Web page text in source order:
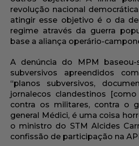
revolução nacional
atingir esse objetivo é o da
regime através da guerra
base a aliança operário-
A denúncia do MPM
subversivos apreendidos
“planos subversivos,
jornalecos clandestinos
contra os militares, contra o
general Médici, é uma coisa
o ministro do STM Alcides
confissão de participação na